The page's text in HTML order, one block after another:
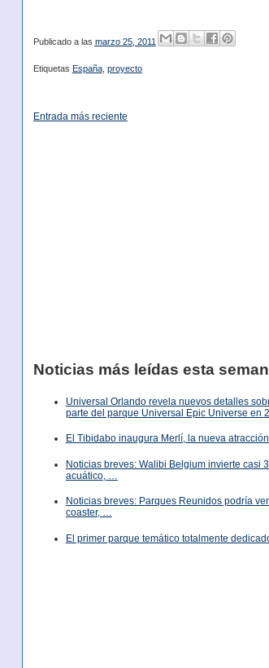
Publicado a las marzo 25, 2011
Etiquetas España, proyecto
Entrada más reciente
Noticias más leídas esta
Universal Orlando revela nuevos detalles
parte del parque Universal Epic Universe en
El Tibidabo inaugura Merlí, la nueva
Noticias breves: Walibi Belgium invierte casi
acuático, …
Noticias breves: Parques Reunidos podría
coaster, …
El primer parque temático totalmente